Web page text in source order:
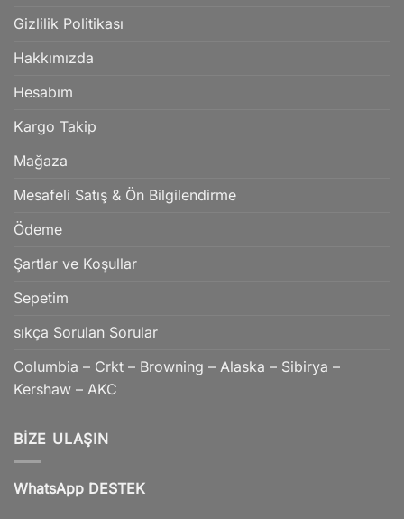
Gizlilik Politikası
Hakkımızda
Hesabım
Kargo Takip
Mağaza
Mesafeli Satış & Ön Bilgilendirme
Ödeme
Şartlar ve Koşullar
Sepetim
sıkça Sorulan Sorular
Columbia – Crkt – Browning – Alaska – Sibirya –
Kershaw – AKC
BIZE ULAŞIN
WhatsApp DESTEK